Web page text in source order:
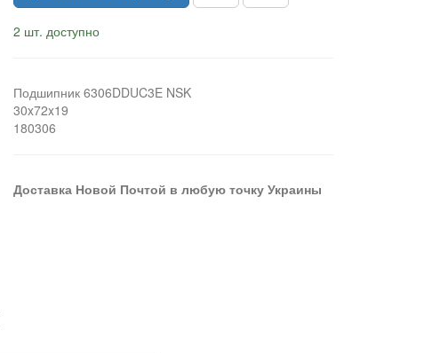
2 шт. доступно
Подшипник 6306DDUC3E NSK
30x72x19
180306
Доставка Новой Почтой в любую точку Украины